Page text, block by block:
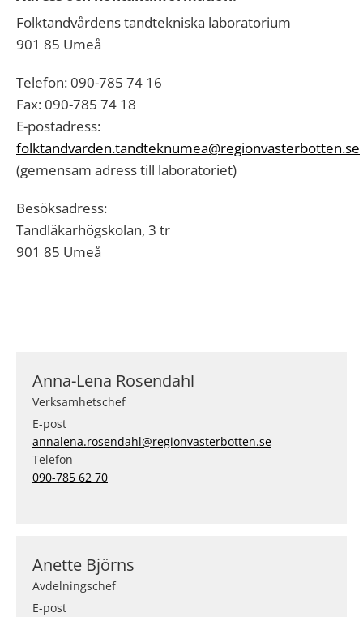
Folktandvårdens tandtekniska laboratorium
901 85 Umeå
Telefon: 090-785 74 16
Fax: 090-785 74 18
E-postadress:
folktandvarden.tandteknumea@regionvasterbotten.se
(gemensam adress till laboratoriet)
Besöksadress:
Tandläkarhögskolan, 3 tr
901 85 Umeå
Anna-Lena Rosendahl
Verksamhetschef
E-post
annalena.rosendahl@regionvasterbotten.se
Telefon
090-785 62 70
Anette Björns
Avdelningschef
E-post